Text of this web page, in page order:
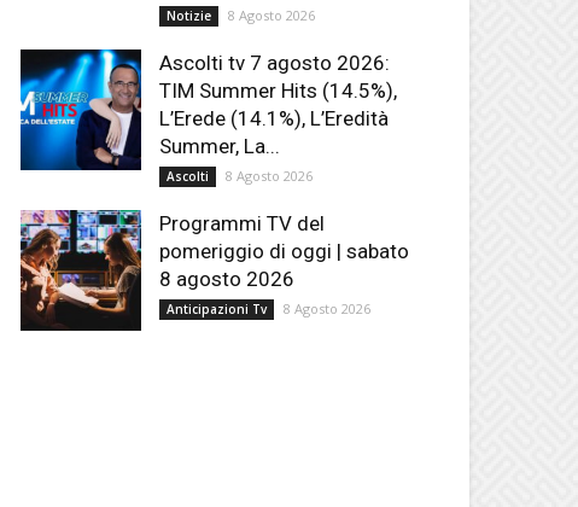
Notizie 8 Agosto 2026
Ascolti tv 7 agosto 2026:
TIM Summer Hits (14.5%),
L’Erede (14.1%), L’Eredità
Summer, La...
Ascolti 8 Agosto 2026
Programmi TV del
pomeriggio di oggi | sabato
8 agosto 2026
Anticipazioni Tv 8 Agosto 2026